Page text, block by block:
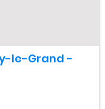
le-Grand -